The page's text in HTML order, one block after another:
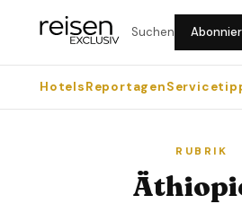
Suchen
HotelsReportagen
RUBRIK